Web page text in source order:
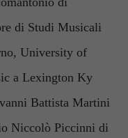
di Studi Musicali
University of
a Lexington Ky
Battista Martini
Niccolò Piccinni di